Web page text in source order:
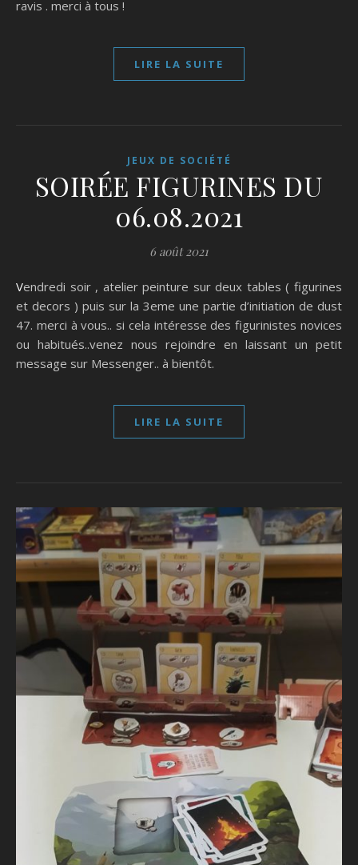
ravis . merci à tous !
LIRE LA SUITE
JEUX DE SOCIÉTÉ
SOIRÉE FIGURINES DU
06.08.2021
6 août 2021
Vendredi soir , atelier peinture sur deux tables ( figurines
et decors ) puis sur la 3eme une partie d’initiation de dust
47. merci à vous.. si cela intéresse des figurinistes novices
ou habitués..venez nous rejoindre en laissant un petit
message sur Messenger.. à bientôt.
LIRE LA SUITE